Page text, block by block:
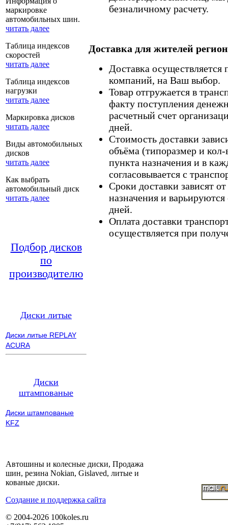
маркировке
автомобильных шин.
читать далее
Таблица индексов
скоростей
читать далее
Таблица индексов
нагрузки
читать далее
Маркировка дисков
читать далее
Виды автомобильных
дисков
читать далее
Как выбрать
автомобильный диск
читать далее
Подбор дисков
по
производителю
Диски литые
Диски литые REPLAY
ACURA
Диски
штампованые
Диски штампованые
KFZ
безналичному расчету.
Доставка для жителей
Доставка
компаний, на Ваш выбор.
Товар отгружается в
факту поступления
расчетный счет
дней.
Стоимость доставки
объёма (типоразмер и кол-
пункта назначения и в
согласовывается с
Сроки доставки зависят
назначения и
дней.
Оплата доставки
осуществляется при
Автошины и колесные диски, Продажа
шин, резина Nokian, Gislaved, литые и
кованые диски.
Cоздание и поддержка сайта
© 2004-2026 100koles.ru